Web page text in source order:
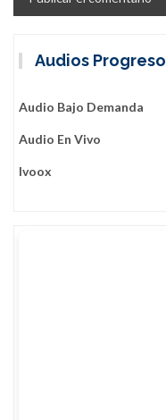
Audios Progreso
Audio Bajo Demanda
Audio En Vivo
Ivoox